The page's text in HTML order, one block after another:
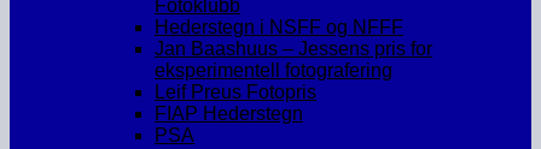
Fotoklubb
Hederstegn i NSFF og NFFF
Jan Baashuus – Jessens pris for
eksperimentell fotografering
Leif Preus Fotopris
FIAP Hederstegn
PSA